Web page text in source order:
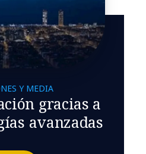
Y MEDIA
gracias a
avanzadas